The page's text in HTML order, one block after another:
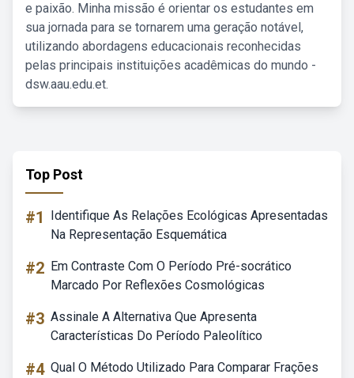
e paixão. Minha missão é orientar os estudantes em
sua jornada para se tornarem uma geração notável,
utilizando abordagens educacionais reconhecidas
pelas principais instituições acadêmicas do mundo -
dsw.aau.edu.et.
Top Post
#1
Identifique As Relações Ecológicas Apresentadas
Na Representação Esquemática
#2 Em Contraste Com O Período Pré-socrático
Marcado Por Reflexões Cosmológicas
#3 Assinale A Alternativa Que Apresenta
Características Do Período Paleolítico
#4 Qual O Método Utilizado Para Comparar Frações